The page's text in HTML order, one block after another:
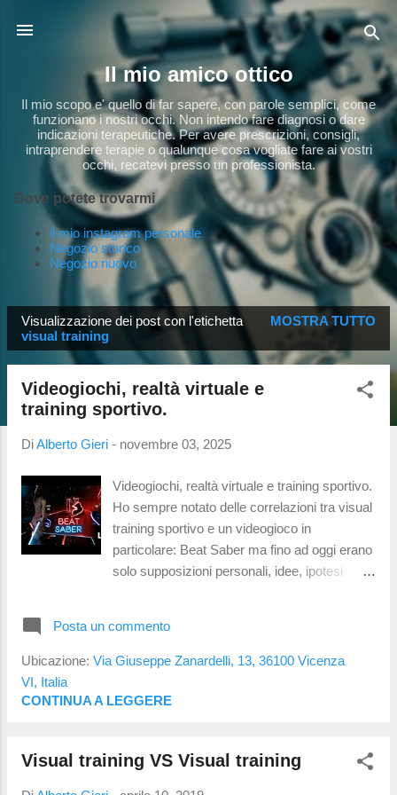
Passa ai contenuti principali
Il mio amico ottico
Il mio scopo e' quello di far sapere, con parole semplici, come
funzionano i nostri occhi. Non intendo fare diagnosi o dare
indicazioni terapeutiche. Per avere prescrizioni, consigli,
intraprendere terapie o qualunque cosa vogliate fare ai vostri
occhi, recatevi presso un professionista.
Dove potete trovarmi
il mio instagram personale
Negozio storico
Negozio nuovo
o
Visualizzazione dei post con l'etichetta
visual training
MOSTRA TUTTO
Videogiochi, realtà virtuale e
training sportivo.
DiAlberto Gieri - novembre 03, 2025
Videogiochi, realtà virtuale e training sportivo.
Ho sempre notato delle correlazioni tra visual
training sportivo e un videogioco in
particolare: Beat Saber ma fino ad oggi erano
solo supposizioni personali, idee, ipotesi
indietro: cosa è il visual training sportivo? Si
tratta di un allenamento del sistema visivo
determinate abilità motorie e percettive . Si
vedo, quindi reagisco. Uno degli esercizi del
Posta un commento
Ubicazione: Via Giuseppe Zanardelli, 13, 36100 Vicenza
VI, Italia
CONTINUA A LEGGERE
Visual training VS Visual training